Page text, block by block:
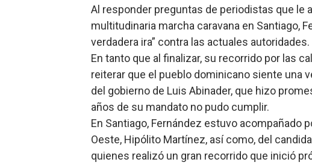
SNS y el SRSO actualizan Manual
Osiris de León responde a Roberto
DGPCF: 55 años sembrando
Al responder preguntas de periodistas que le
multitudinaria marcha caravana en Santiago,
verdadera ira” contra las actuales autoridades.
En tanto que al finalizar, su recorrido por las
reiterar que el pueblo dominicano siente una
del gobierno de Luis Abinader, que hizo
años de su mandato no pudo cumplir.
En Santiago, Fernández estuvo acompañado
Oeste, Hipólito Martínez, así como, del
quienes realizó un gran recorrido que inició